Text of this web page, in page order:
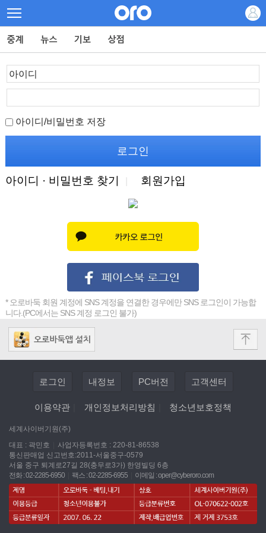
아이디/비밀번호 저장
아이디 · 비밀번호 찾기 회원가입
* 오로바둑 회원 계정에 SNS 계정을 연결한 경우에만 SNS 로그인이 가능합
니다.(PC에서는 SNS 계정 로그인 불가)
로그인 내정보 PC버전 고객센터
이용약관 개인정보처리방침 청소년보호정책
세계사이버기원(주)
대표 : 곽민호
사업자등록번호 : 220-81-86538
통신판매업 신고번호:2011-서울중구-0579
서울 중구 퇴계로27길 28(충무로3가) 한영빌딩 6층
전화 : 02-2285-6950
팩스 : 02-2285-6955 이메일 :oper@cyberoro.com